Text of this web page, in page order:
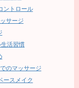
ントロール
サージ
活習慣
のマッサージ
ースメイク